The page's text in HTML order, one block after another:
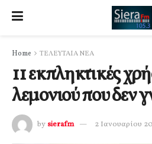
Home ΤΕΛΕΥΤΑΙΑ ΝΕΑ
11 εκπληκτικές
λεμονιού που δεν
by sierafm 2 Ιανουαρίου